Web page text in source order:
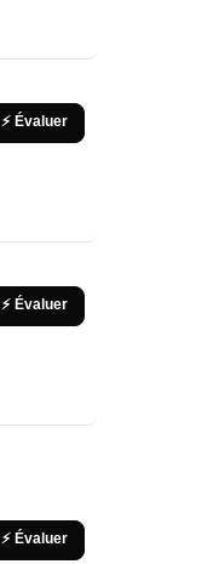
⚡ Évaluer
⚡ Évaluer
⚡ Évaluer